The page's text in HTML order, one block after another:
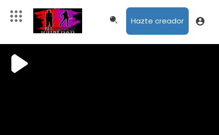
Hazte creador